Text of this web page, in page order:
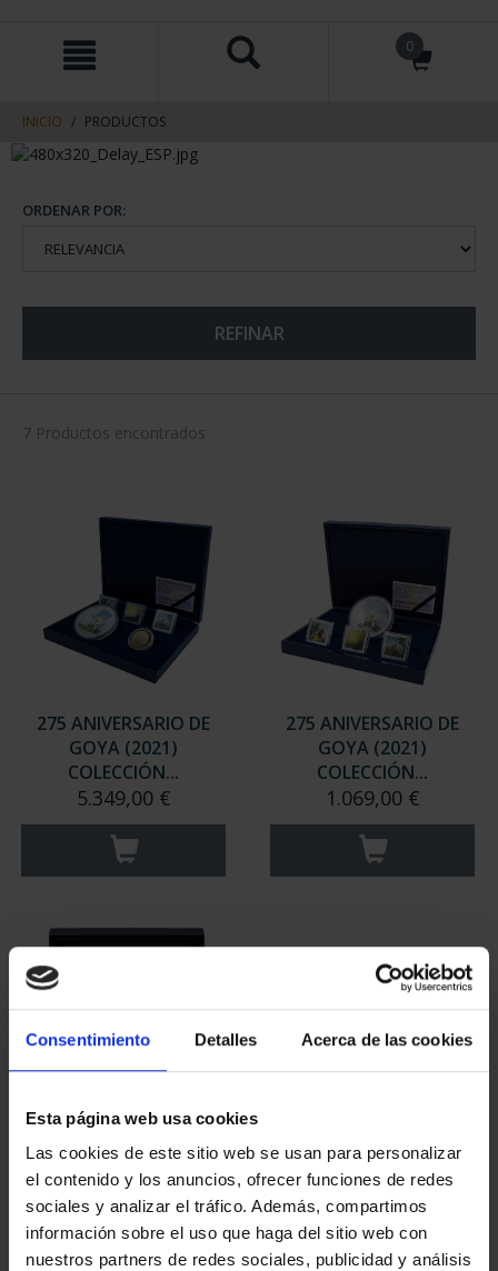
Consentimiento Detalles Acerca de las cookies
Esta página web usa cookies
Las cookies de este sitio web se usan para personalizar
el contenido y los anuncios, ofrecer funciones de redes
sociales y analizar el tráfico. Además, compartimos
información sobre el uso que haga del sitio web con
nuestros partners de redes sociales, publicidad y análisis
contenido
navegacin
0
INICIO PRODUCTOS
ORDENAR POR:
REFINAR
7 Productos encontrados
275 ANIVERSARIO DE
GOYA (2021)
COLECCIÓN...
5.349,00 €
275 ANIVERSARIO DE
GOYA (2021)
COLECCIÓN...
1.069,00 €
CENTENARIO DE
SOROLLA (2023)
COLECCIÓN C...
3.093,00 €
425 ANIV. DE VELÁQUEZ
(2024) COL. COMP.
5.349,00 €